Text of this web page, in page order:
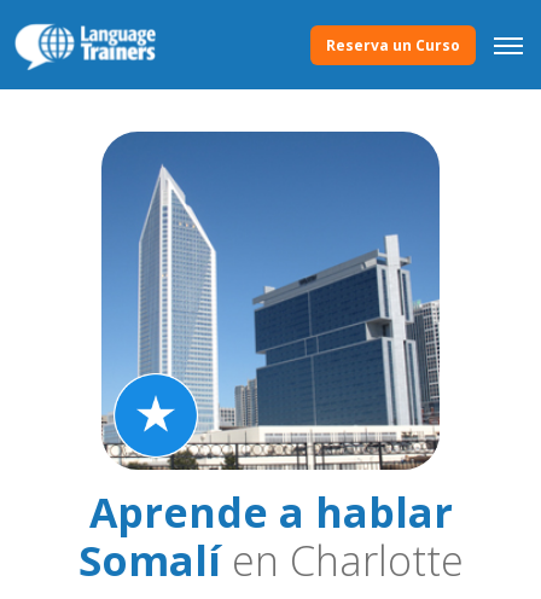
Reserva un Curso
Aprende a hablar
Somalíen Charlotte